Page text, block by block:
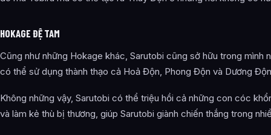
HOKAGE ĐỆ TAM
Cũng như những Hokage khác, Sarutobi cũng sở hữu trong mình
có thể sử dụng thành thạo cả Hoả Độn, Phong Độn và Dương
Không những vậy, Sarutobi có thể triệu hồi cả những con cóc
và làm kẻ thù bị thương, giúp Sarutobi giành chiến thắng trong